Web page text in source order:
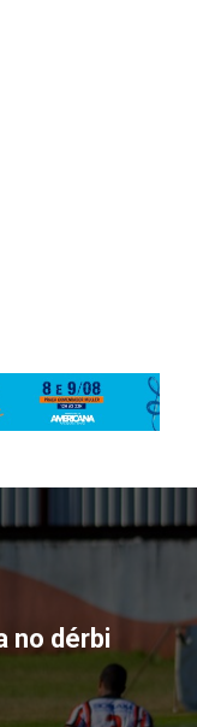
no dérbi